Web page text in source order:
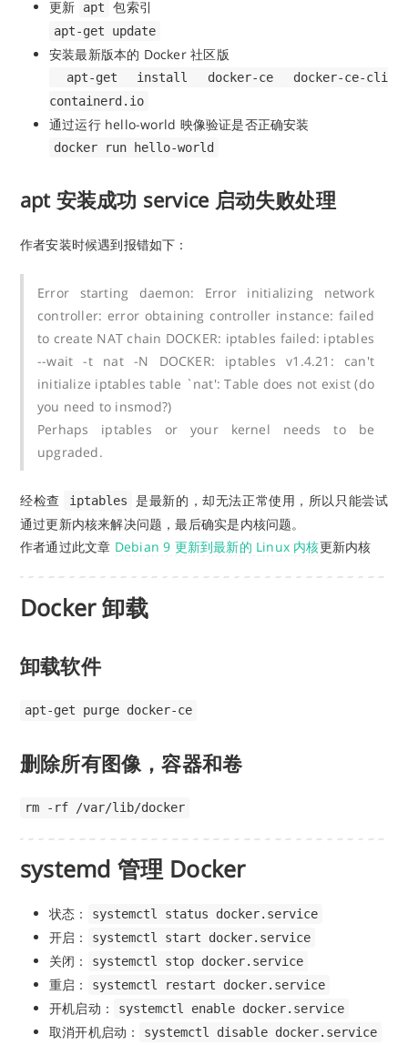
更新 apt 包索引
apt-get update
安装最新版本的 Docker 社区版
apt-get install docker-ce docker-ce-cli
containerd.io
通过运行 hello-world 映像验证是否正确安装
docker run hello-world
apt 安装成功 service 启动失败处理
作者安装时候遇到报错如下：
Error starting daemon: Error initializing network
controller: error obtaining controller instance: failed
to create NAT chain DOCKER: iptables failed: iptables
--wait -t nat -N DOCKER: iptables v1.4.21: can't
initialize iptables table `nat': Table does not exist (do
you need to insmod?)
Perhaps iptables or your kernel needs to be
upgraded.
经检查 iptables
是最新的，却无法正常使用，所以只能尝试
通过更新内核来解决问题，最后确实是内核问题。
作者通过此文章 Debian 9 更新到最新的 Linux 内核更新内核
Docker 卸载
卸载软件
apt-get purge docker-ce
删除所有图像，容器和卷
rm -rf /var/lib/docker
systemd 管理 Docker
状态： systemctl status docker.service
开启： systemctl start docker.service
关闭： systemctl stop docker.service
重启： systemctl restart docker.service
开机启动： systemctl enable docker.service
取消开机启动： systemctl disable docker.service